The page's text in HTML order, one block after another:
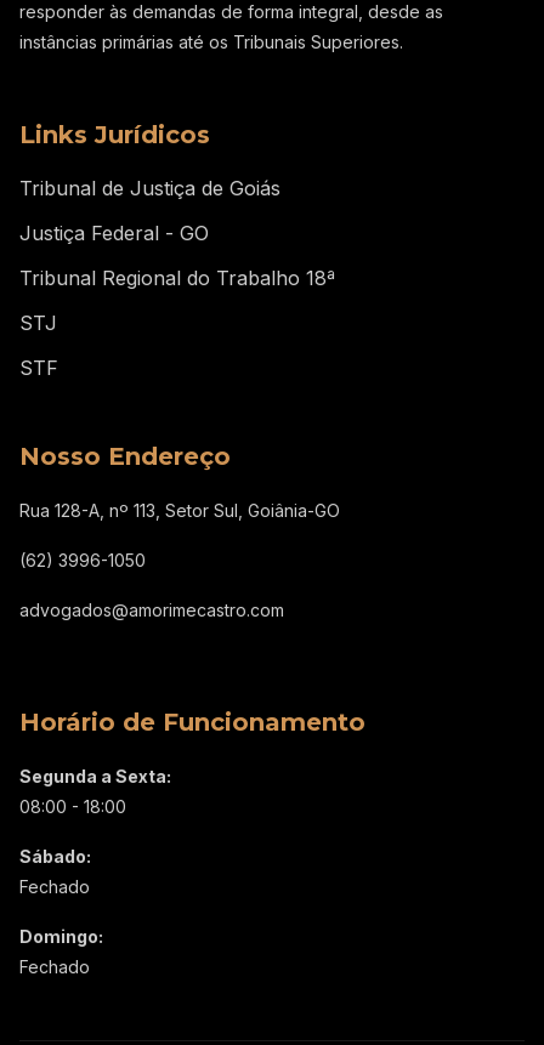
responder às demandas de forma integral, desde as
instâncias primárias até os Tribunais Superiores.
Links Jurídicos
Tribunal de Justiça de Goiás
Justiça Federal - GO
Tribunal Regional do Trabalho 18ª
STJ
STF
Nosso Endereço
Rua 128-A, nº 113, Setor Sul, Goiânia-GO
(62) 3996-1050
advogados@amorimecastro.com
Horário de Funcionamento
Segunda a Sexta:
08:00 - 18:00
Sábado:
Fechado
Domingo:
Fechado